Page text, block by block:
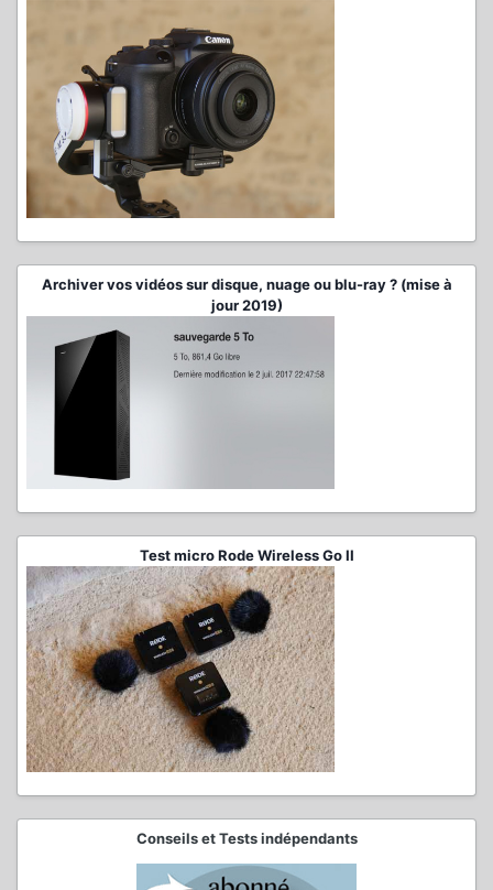
Archiver vos vidéos sur disque, nuage ou blu-ray ? (mise à
jour 2019)
Test micro Rode Wireless Go II
Conseils et Tests indépendants